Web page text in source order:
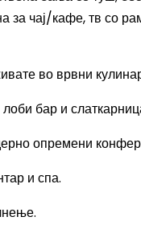
чај/кафе, тв со
во врвни
бар и
опремени
и спа.